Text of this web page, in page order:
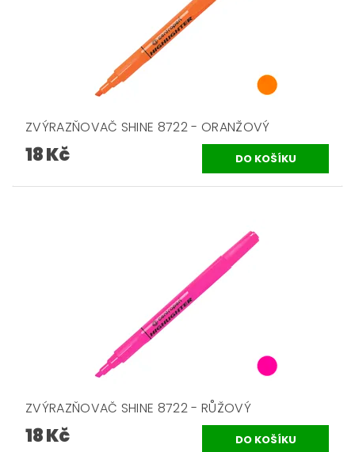
ZVÝRAZŇOVAČ SHINE 8722 - ORANŽOVÝ
18 Kč
ZVÝRAZŇOVAČ SHINE 8722 - RŮŽOVÝ
18 Kč